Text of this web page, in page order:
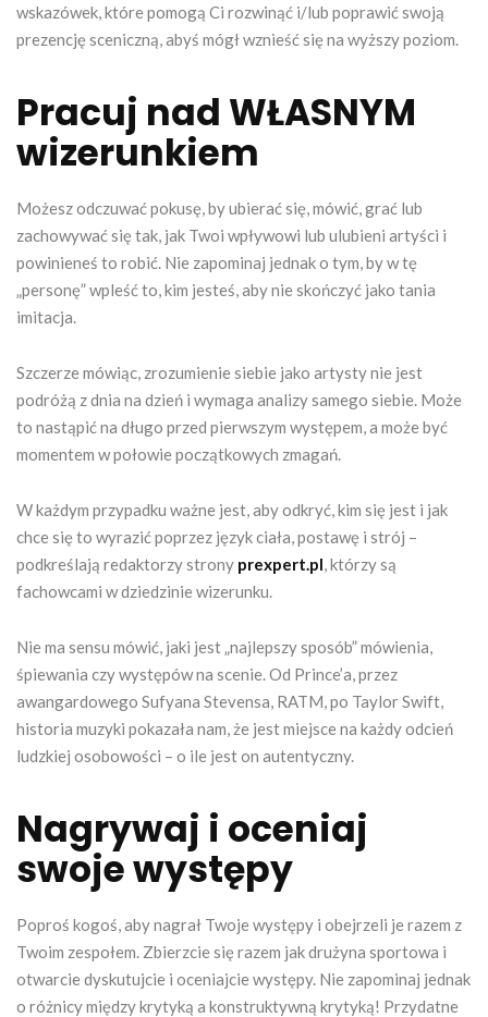
wskazówek, które pomogą Ci rozwinąć i/lub poprawić swoją
prezencję sceniczną, abyś mógł wznieść się na wyższy poziom.
Pracuj nad WŁASNYM
wizerunkiem
Możesz odczuwać pokusę, by ubierać się, mówić, grać lub
zachowywać się tak, jak Twoi wpływowi lub ulubieni artyści i
powinieneś to robić. Nie zapominaj jednak o tym, by w tę
„personę” wpleść to, kim jesteś, aby nie skończyć jako tania
imitacja.
Szczerze mówiąc, zrozumienie siebie jako artysty nie jest
podróżą z dnia na dzień i wymaga analizy samego siebie. Może
to nastąpić na długo przed pierwszym występem, a może być
momentem w połowie początkowych zmagań.
W każdym przypadku ważne jest, aby odkryć, kim się jest i jak
chce się to wyrazić poprzez język ciała, postawę i strój –
podkreślają redaktorzy strony prexpert.pl, którzy są
fachowcami w dziedzinie wizerunku.
Nie ma sensu mówić, jaki jest „najlepszy sposób” mówienia,
śpiewania czy występów na scenie. Od Prince’a, przez
awangardowego Sufyana Stevensa, RATM, po Taylor Swift,
historia muzyki pokazała nam, że jest miejsce na każdy odcień
ludzkiej osobowości – o ile jest on autentyczny.
Nagrywaj i oceniaj
swoje występy
Poproś kogoś, aby nagrał Twoje występy i obejrzeli je razem z
Twoim zespołem. Zbierzcie się razem jak drużyna sportowa i
otwarcie dyskutujcie i oceniajcie występy. Nie zapominaj jednak
o różnicy między krytyką a konstruktywną krytyką! Przydatne